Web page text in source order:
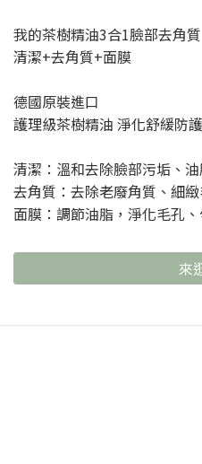
我的茶樹精油3合1臉部去角質
清潔+去角質+面膜
德國原裝進口
護理級茶樹精油 淨化舒緩防護
清潔：溫和去除臉部污垢、
去角質：去除老廢角質、細
面膜：調節油脂，淨化毛孔
來